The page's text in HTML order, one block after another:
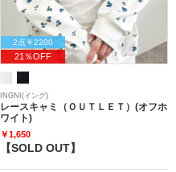
2点￥2200
21％OFF
INGNI(イング)
レースキャミ（ＯＵＴＬＥＴ）(オフホ
ワイト)
￥1,650
【SOLD OUT】